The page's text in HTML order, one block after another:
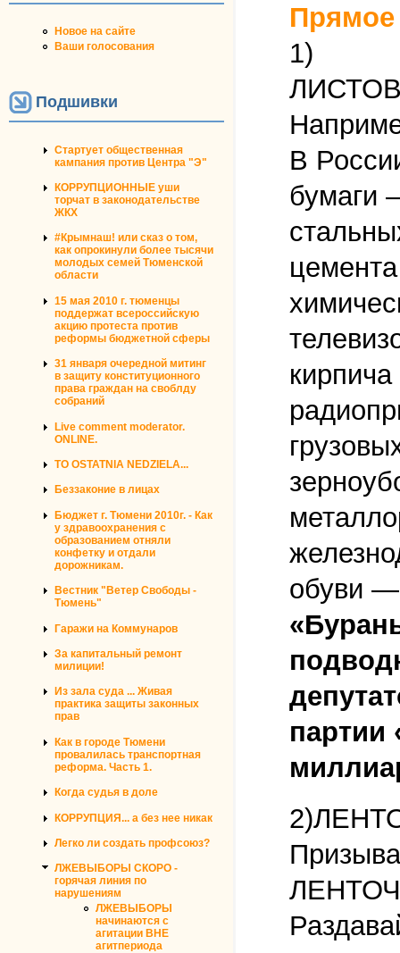
Новое на сайте
Ваши голосования
Подшивки
Стартует общественная
кампания против Центра "Э"
КОРРУПЦИОННЫЕ уши
торчат в законодательстве
ЖКХ
#Крымнаш! или сказ о том,
как опрокинули более тысячи
молодых семей Тюменской
области
15 мая 2010 г. тюменцы
поддержат всероссийскую
акцию протеста против
реформы бюджетной сферы
31 января очередной митинг
в защиту конституционного
права граждан на своблду
собраний
Live comment moderator.
ONLINE.
TO OSTATNIA NEDZIELA...
Беззаконие в лицах
Бюджет г. Тюмени 2010г. - Как
у здравоохранения с
образованием отняли
конфетку и отдали
дорожникам.
Вестник "Ветер Свободы -
Тюмень"
Гаражи на Коммунаров
За капитальный ремонт
милиции!
Из зала суда ... Живая
практика защиты законных
прав
Как в городе Тюмени
провалилась транспортная
реформа. Часть 1.
Когда судья в доле
КОРРУПЦИЯ... а без нее никак
Легко ли создать профсоюз?
ЛЖЕВЫБОРЫ СКОРО -
горячая линия по
нарушениям
ЛЖЕВЫБОРЫ
начинаются с
агитации ВНЕ
агитпериода
Прямое
1)
В
бумаги
обуви —
партии